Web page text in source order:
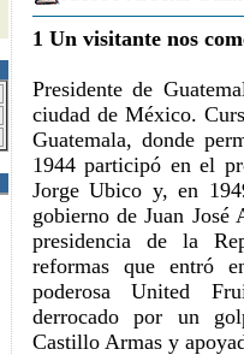
1 Un visitante nos
Presidente de
ciudad de México.
Guatemala, donde
1944 participó en el
Jorge Ubico y, en
gobierno de Juan
presidencia de la
reformas que entró
poderosa United
derrocado por un
Castillo Armas y